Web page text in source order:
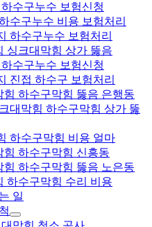
수구누수 보험신청
수구누수 비용 보험처리
하수구누수 보험처리
싱크대막힘 상가 뚫음
수구누수 보험신청
진접 하수구 보험처리
힘 하수구막힘 뚫음 은행동
대막힘 하수구막힘 상가 뚫
하수구막힘 비용 얼마
힘 하수구막힘 신흥동
힘 하수구막힘 뚫음 노은동
하수구막힘 수리 비용
일